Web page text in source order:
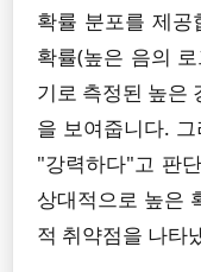
확률 분포를 제
확률(높은 음의
기로 측정된 높은
을 보여줍니다.
"강력하다"고 판
상대적으로 높은
적 취약점을 나타